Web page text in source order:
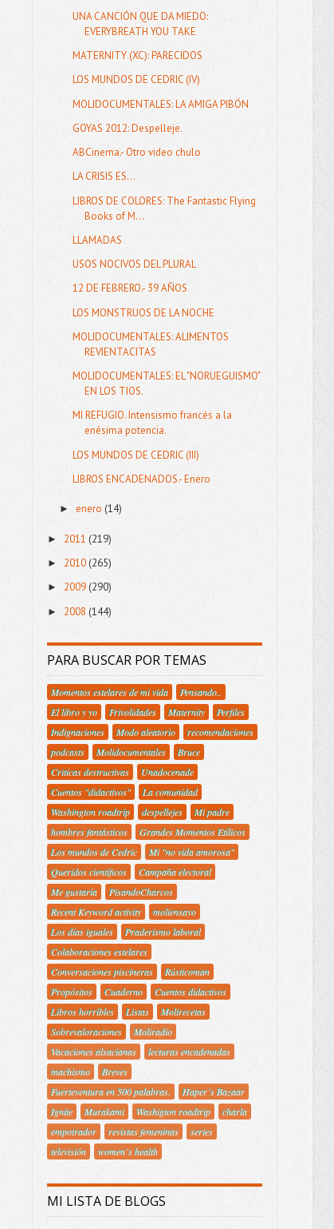
UNA CANCIÓN QUE DA MIEDO:
EVERYBREATH YOU TAKE
MATERNITY (XC): PARECIDOS
LOS MUNDOS DE CEDRIC (IV)
MOLIDOCUMENTALES: LA AMIGA PIBÓN
GOYAS 2012: Despelleje.
ABCinema.- Otro video chulo
LA CRISIS ES...
LIBROS DE COLORES: The Fantastic Flying
Books of M...
LLAMADAS
USOS NOCIVOS DEL PLURAL
12 DE FEBRERO.- 39 AÑOS
LOS MONSTRUOS DE LA NOCHE
MOLIDOCUMENTALES: ALIMENTOS
REVIENTACITAS
MOLIDOCUMENTALES: EL "NORUEGUISMO"
EN LOS TIOS.
MI REFUGIO. Intensismo francés a la
enésima potencia.
LOS MUNDOS DE CEDRIC (III)
LIBROS ENCADENADOS.- Enero
►enero (14)
► 2011 (219)
► 2010 (265)
► 2009 (290)
► 2008 (144)
PARA BUSCAR POR TEMAS
Momentos estelares de mi vida
Pensando..
El libro y yo
Frivolidades Maternity
Perfiles
Indignaciones
Modo aleatorio
recomendaciones
podcasts
Molidocumentales
Bruce
Criticas destructivas
Unadocenade
Cuentos "didactivos"
La comunidad
Washington roadtrip
despellejes
Mi padre
hombres fantásticos
Grandes Momentos Etílicos
Los mundos de Cedric
Mi "no vida amorosa"
Queridos científicos
Campaña electoral
Me gustaría
PisandoCharcos
Recent Keyword activity
moliensayo
Los días iguales
Praderismo laboral
Colaboraciones estelares
Conversaciones piscineras
Rústicoman
Propósitos
Cuaderno
Cuentos didactivos
Libros horribles
Listas
Molirecetas
Sobrevaloraciones
Moliradio
Vacaciones alsacianas
lecturas encadenadas
machismo
Breves
Fuerteventura en 500 palabras.
Haper´s Bazaar
Ignite
Murakami Washigton roadtrip
charla
empotrador
revistas femeninas
series
televisión
women´s health
MI LISTA DE BLOGS